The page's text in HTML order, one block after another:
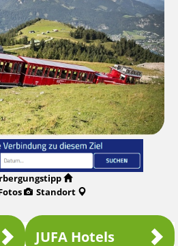
Standort
JUFA Hotels